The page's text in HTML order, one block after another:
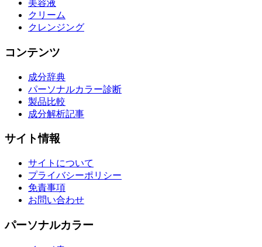
美容液
クリーム
クレンジング
コンテンツ
成分辞典
パーソナルカラー診断
製品比較
成分解析記事
サイト情報
サイトについて
プライバシーポリシー
免責事項
お問い合わせ
パーソナルカラー